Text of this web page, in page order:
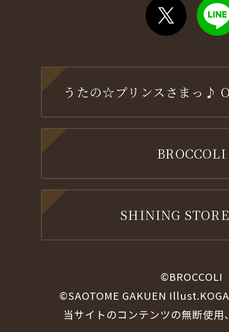
うたの☆プリンスさまっ♪
BROCCOLI
SHINING
©BROCCOLI
©SAOTOME GAKUEN
当サイトのコンテンツの無断使用